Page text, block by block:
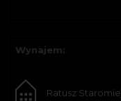
Wynajem:
Ratusz